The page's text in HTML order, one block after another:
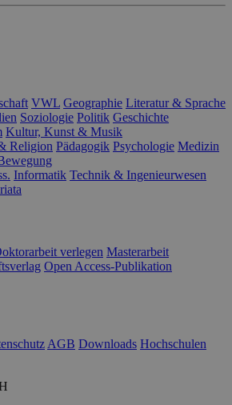
VWL Geographie Literatur & Sprache
Soziologie Politik Geschichte
Kultur, Kunst & Musik
Religion Pädagogik Psychologie Medizin
Informatik Technik & Ingenieurwesen
verlegen Masterarbeit
Open Access-Publikation
AGB Downloads Hochschulen